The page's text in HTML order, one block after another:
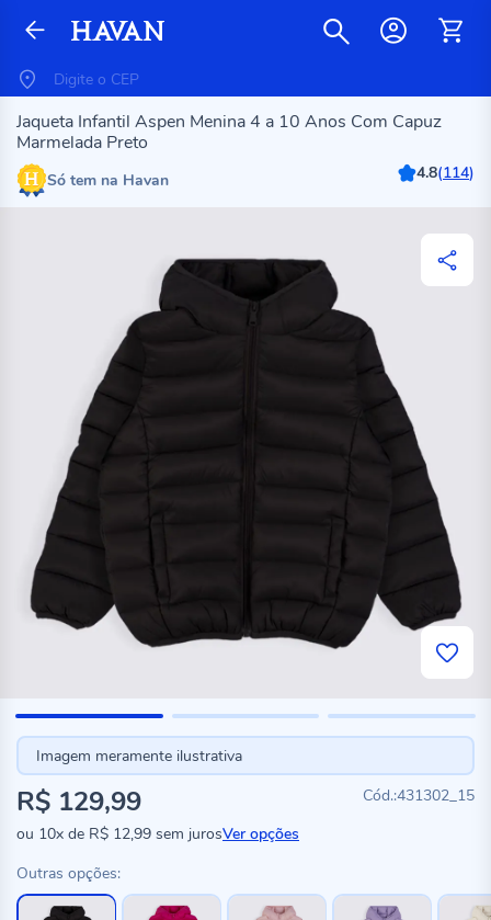
Jaqueta Infantil Aspen Menina 4 a 10 Anos Com Capuz
Marmelada Preto
Só tem na Havan 4.8(114)
Imagem meramente ilustrativa
431302_15
R$ 129,99
ou 10x de R$ 12,99 sem jurosVer opções
Outras opções: